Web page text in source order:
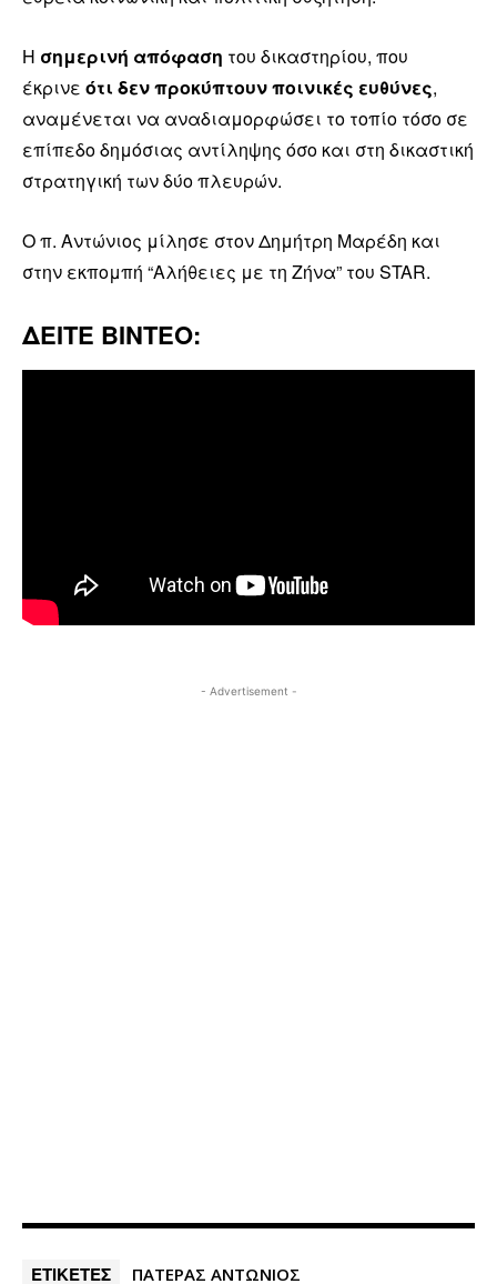
Η σημερινή απόφαση του δικαστηρίου, που
έκρινε ότι δεν προκύπτουν ποινικές ευθύνες,
αναμένεται να αναδιαμορφώσει το τοπίο τόσο σε
επίπεδο δημόσιας αντίληψης όσο και στη δικαστική
στρατηγική των δύο πλευρών.
Ο π. Αντώνιος μίλησε στον Δημήτρη Μαρέδη και
στην εκπομπή “Αλήθειες με τη Ζήνα” του STAR.
ΔΕΙΤΕ ΒΙΝΤΕΟ:
- Advertisement -
ΕΤΙΚΕΤΕΣ
ΠΑΤΕΡΑΣ ΑΝΤΩΝΙΟΣ